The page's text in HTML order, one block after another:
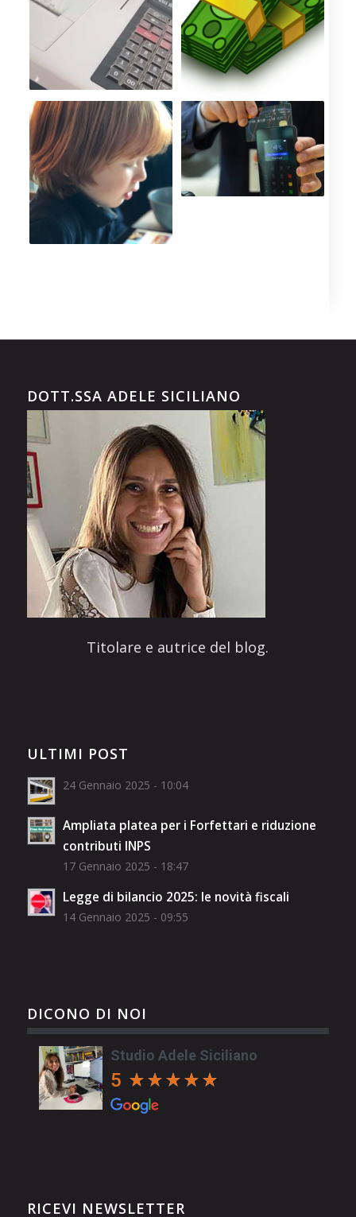
DOTT.SSA ADELE SICILIANO
Titolare e autrice del blog.
ULTIMI POST
24 Gennaio 2025 - 10:04
Ampliata platea per i Forfettari e riduzione
contributi INPS
17 Gennaio 2025 - 18:47
Legge di bilancio 2025: le novità fiscali
14 Gennaio 2025 - 09:55
DICONO DI NOI
Studio Adele Siciliano
5
RICEVI NEWSLETTER